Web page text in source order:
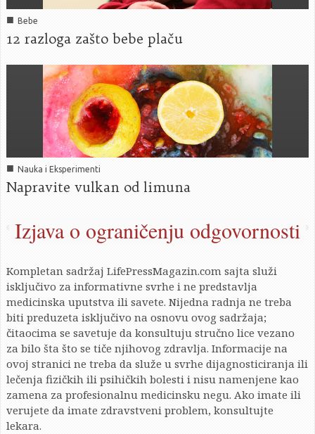
■ Bebe
12 razloga zašto bebe plaču
■ Nauka i Eksperimenti
Napravite vulkan od limuna
Izjava o ograničenju odgovornosti
Kompletan sadržaj LifePressMagazin.com sajta služi
isključivo za informativne svrhe i ne predstavlja
medicinska uputstva ili savete. Nijedna radnja ne treba
biti preduzeta isključivo na osnovu ovog sadržaja;
čitaocima se savetuje da konsultuju stručno lice vezano
za bilo šta što se tiče njihovog zdravlja. Informacije na
ovoj stranici ne treba da služe u svrhe dijagnosticiranja ili
lečenja fizičkih ili psihičkih bolesti i nisu namenjene kao
zamena za profesionalnu medicinsku negu. Ako imate ili
verujete da imate zdravstveni problem, konsultujte
lekara.